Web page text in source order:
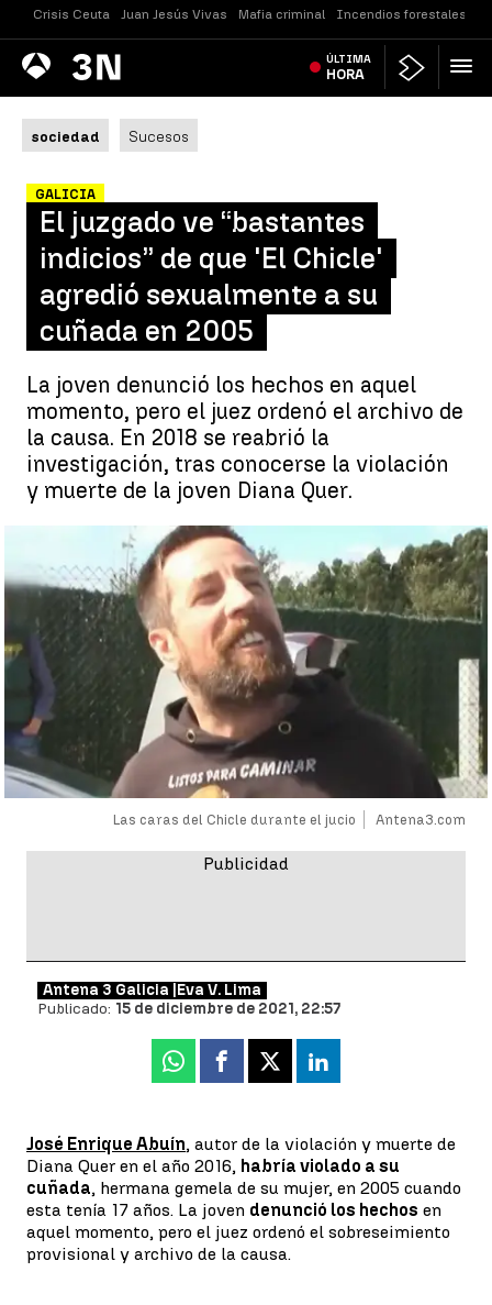
Crisis Ceuta Juan Jesús Vivas Mafia criminal Incendios forestales
Antena
3 Noticias ÚLTIMA
HORA
sociedad Sucesos
GALICIA
El juzgado ve “bastantes
indicios” de que 'El Chicle'
agredió sexualmente a su
cuñada en 2005
La joven denunció los hechos en aquel
momento, pero el juez ordenó el archivo de
la causa. En 2018 se reabrió la
investigación, tras conocerse la violación
y muerte de la joven Diana Quer.
Las caras del Chicle durante el jucio Antena3.com
Antena 3 Galicia | Eva V. Lima
Publicado: 15 de diciembre de 2021, 22:57
Whatsapp
Facebook
X Linkedin
José Enrique Abuín, autor de la violación y muerte de
Diana Quer en el año 2016, habría violado a su
cuñada, hermana gemela de su mujer, en 2005 cuando
esta tenía 17 años. La joven denunció los hechos en
aquel momento, pero el juez ordenó el sobreseimiento
provisional y archivo de la causa.